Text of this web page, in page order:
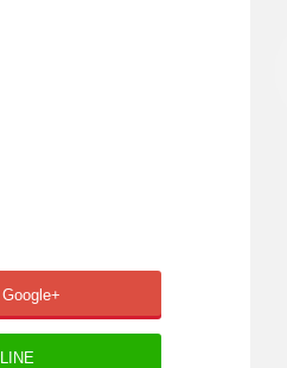
Google+
LINE